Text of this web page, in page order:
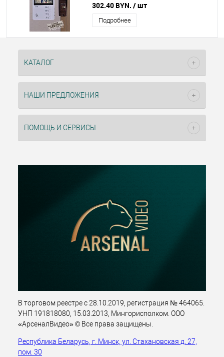
302.40 BYN. / шт
Подробнее
КАТАЛОГ
НАШИ ПРЕДЛОЖЕНИЯ
ПОМОЩЬ И СЕРВИСЫ
В торговом реестре с 28.10.2019, регистрация № 464065.
УНП 191818080, 15.03.2013, Мингорисполком. ООО
«АрсеналВидео» © Все права защищены.
Республика Беларусь, г. Минск, ул. Стахановская д. 27,
пом. 30